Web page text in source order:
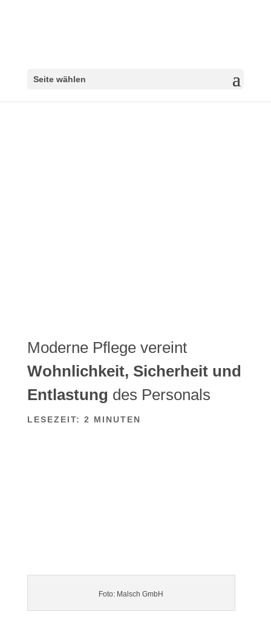
Seite wählen
Moderne Pflege vereint
Wohnlichkeit, Sicherheit und
Entlastung des Personals
LESEZEIT: 2 MINUTEN
Foto: Malsch GmbH